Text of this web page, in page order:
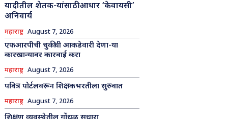
यादीतील शेतक-यांसाठी आधार ‘केवायसी’
अनिवार्य
महाराष्ट्र August 7, 2026
एफआरपीची चुकीची आकडेवारी देणा-या
कारखान्यावर कारवाई करा
महाराष्ट्र August 7, 2026
पवित्र पोर्टलवरून शिक्षकभरतीला सुरुवात
महाराष्ट्र August 7, 2026